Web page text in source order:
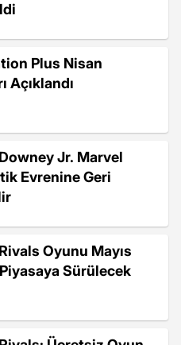
Plus Nisan
Açıklandı
Jr. Marvel
Evrenine Geri
Oyunu Mayıs
Sürülecek